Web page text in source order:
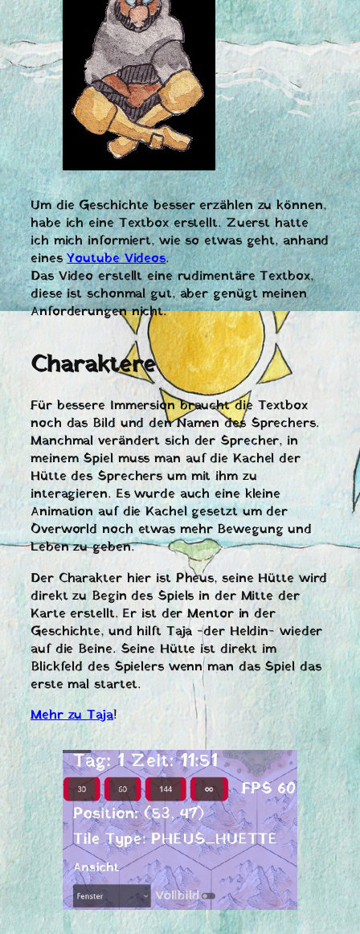
Um die Geschichte besser erzählen zu können,
habe ich eine Textbox erstellt. Zuerst hatte
ich mich informiert, wie so etwas geht, anhand
einesYoutube Videos.
Das Video erstellt eine rudimentäre Textbox,
diese ist schonmal gut, aber genügt meinen
Anforderungen nicht.
Charaktere
Für bessere Immersion braucht die Textbox
noch das Bild und den Namen des Sprechers.
Manchmal verändert sich der Sprecher, in
meinem Spiel muss man auf die Kachel der
Hütte des Sprechers um mit ihm zu
interagieren. Es wurde auch eine kleine
Animation auf die Kachel gesetzt um der
Overworld noch etwas mehr Bewegung und
Leben zu geben.
Der Charakter hier ist Pheus, seine Hütte wird
direkt zu Begin des Spiels in der Mitte der
Karte erstellt. Er ist der Mentor in der
Geschichte, und hilft Taja -der Heldin- wieder
auf die Beine. Seine Hütte ist direkt im
Blickfeld des Spielers wenn man das Spiel das
erste mal startet.
Mehr zu Taja!